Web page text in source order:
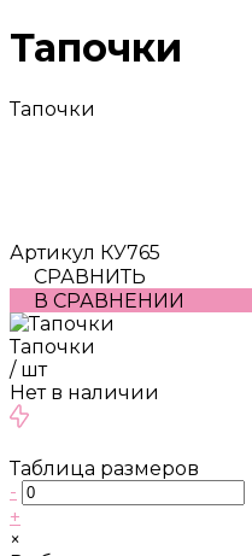
Тапочки
Тапочки
Артикул КУ765
СРАВНИТЬ
В СРАВНЕНИИ
Тапочки
/ шт
Нет в наличии
Таблица размеров
-
+
×